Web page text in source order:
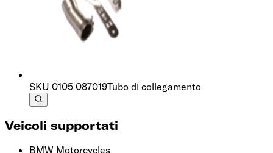
SKU 0105 087019Tubo di collegamento
Veicoli supportati
BMW Motorcycles